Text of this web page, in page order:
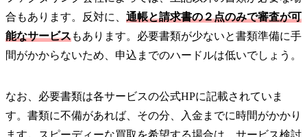
合もあります。反対に、 通帳と請求書の２点のみで審査が可
能なサービスもあります。必要書類が少ないと書類準備に手
間がかからないため、申込までのハードルは低いでしょう。
なお、必要書類は各サービスの公式HPに記載されていま
す。書類に不備があれば、その分、入金までに時間がかかり
ます。スピーディーな買取を希望する場合は、サービス検討